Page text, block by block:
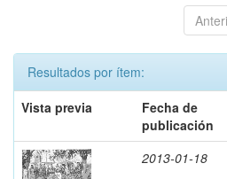
Resultados por ítem:
Vista previa
Fecha de
publicación
2013-01-18